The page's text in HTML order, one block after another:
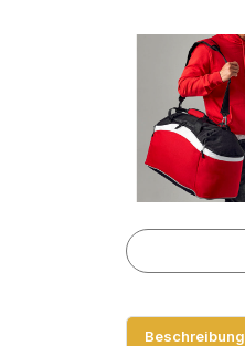
Beschreibung